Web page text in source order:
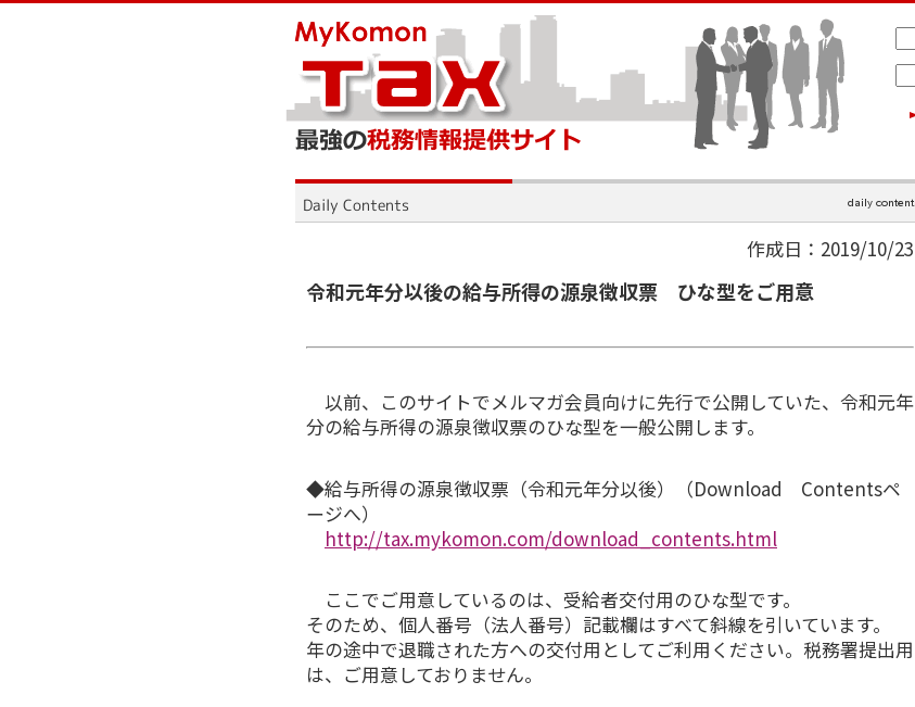
作成日：2019/10/23
令和元年分以後の給与所得の源泉徴収票 ひな型をご用意
以前、このサイトでメルマガ会員向けに先行で公開していた、令和元年
分の給与所得の源泉徴収票のひな型を一般公開します。
◆給与所得の源泉徴収票（令和元年分以後）（Download Contentsペ
ージへ）
http://tax.mykomon.com/download_contents.html
ここでご用意しているのは、受給者交付用のひな型です。
そのため、個人番号（法人番号）記載欄はすべて斜線を引いています。
年の途中で退職された方への交付用としてご利用ください。税務署提出用
は、ご用意しておりません。